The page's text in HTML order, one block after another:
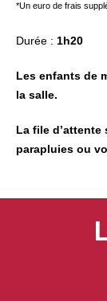
*Un euro de frais
Durée : 1h20
Les enfants de
la salle.
La file d’attente
parapluies ou